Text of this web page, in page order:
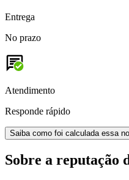
Entrega
No prazo
Atendimento
Responde rápido
Saiba como foi calculada essa
Sobre a reputação